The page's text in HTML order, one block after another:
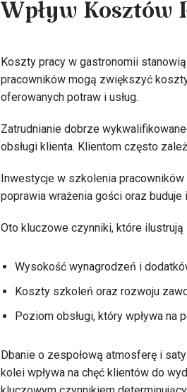
Wpływ
Koszty pracy w gastronomii
pracowników mogą zwiększyć
oferowanych potraw i usług.
Zatrudnianie dobrze
obsługi klienta. Klientom często
Inwestycje w szkolenia
poprawia wrażenia gości oraz buduje
Oto kluczowe czynniki, które
Wysokość wynagrodzeń i
Koszty szkoleń oraz rozwoju
Poziom obsługi, który wpływa na
Dbanie o zespołową atmosferę i
kolei wpływa na chęć klientów do